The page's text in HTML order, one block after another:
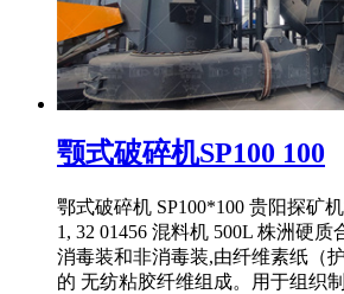
颚式破碎机SP100 100
鄂式破碎机 SP100*100 贵阳探矿
1, 32 01456 混料机 500L 株洲硬质
消毒装和非消毒装,由纤维素纸（
的 无纺粘胶纤维组成。用于组织